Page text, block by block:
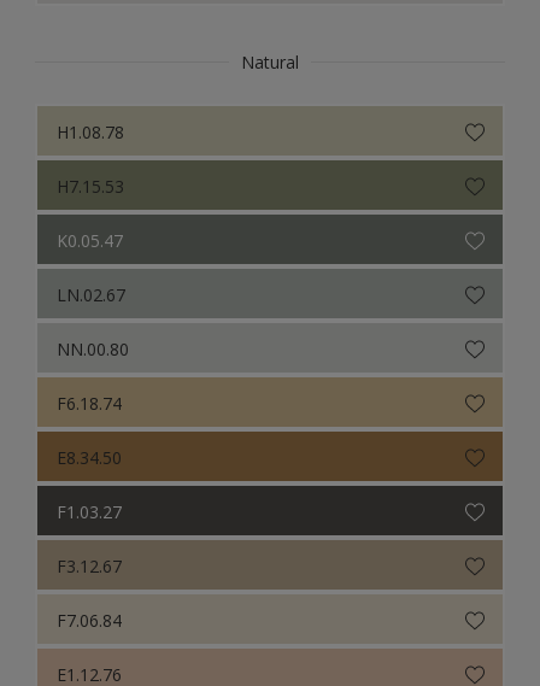
Natural
H1.08.78
H7.15.53
K0.05.47
LN.02.67
NN.00.80
F6.18.74
E8.34.50
F1.03.27
F3.12.67
F7.06.84
E1.12.76